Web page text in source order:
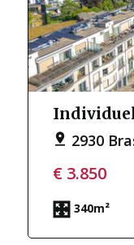
2930
€ 3.850
340m²